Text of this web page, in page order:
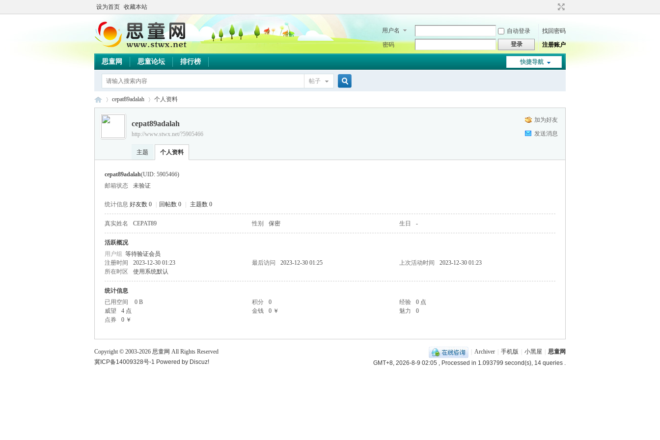
设为首页 收藏本站
用户名 自动登录
找回密码
密码
登录 注册账户
快捷导航
思童网 思童论坛 排行榜
帖子
论
›
cepat89adalah 个人资料
加为好友
发送消息
cepat89adalah
http://www.stwx.net/?5905466
主题 个人资料
cepat89adalah(UID: 5905466)
邮箱状态
未验证
统计信息 好友数 0 回帖数 0 主题数 0
真实姓名 CEPAT89 性别 保密 生日 -
活跃概况
用户组 等待验证会员
注册时间
2023-12-30 01:23 最后访问 2023-12-30 01:25 上次活动时间
2023-12-30 01:23
所在时区
使用系统默认
统计信息
已用空间
0 B 积分 0 经验
0 点
威望
4 点 金钱 0 ￥ 魅力
0
点券
0 ￥
Archiver 手机版 小黑屋
思童网
GMT+8, 2026-8-9 02:05 , Processed in 1.093799 second(s), 14 queries .
Copyright © 2003-2026 思童网 All Rights Reserved
冀ICP备14009328号-1 Powered by Discuz!